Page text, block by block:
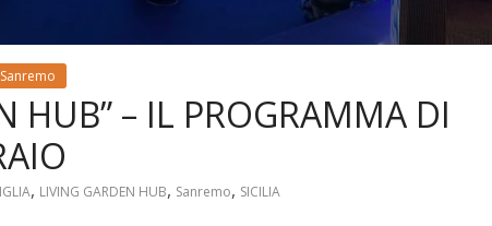
Sanremo
HUB” – IL PROGRAMMA DI
, LIVING GARDEN HUB, Sanremo, SICILIA